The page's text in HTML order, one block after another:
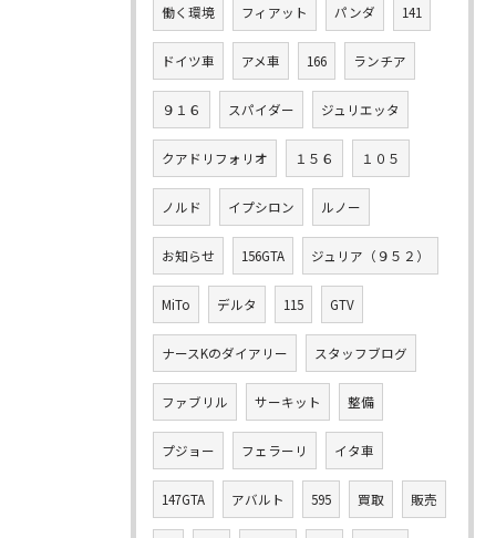
働く環境 フィアット パンダ 141
ドイツ車 アメ車 166 ランチア
９１６ スパイダー ジュリエッタ
クアドリフォリオ １５６ １０５
ノルド イプシロン ルノー
お知らせ 156GTA ジュリア（９５２）
MiTo デルタ 115 GTV
ナースKのダイアリー スタッフブログ
ファブリル サーキット 整備
プジョー フェラーリ イタ車
147GTA アバルト 595 買取 販売